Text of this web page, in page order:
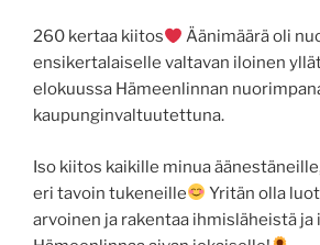
260 kertaa kiitos
Äänimäärä oli
ensikertalaiselle valtavan iloinen
elokuussa Hämeenlinnan
kaupunginvaltuutettuna.
Iso kiitos kaikille minua
eri tavoin tukeneille
Yritän olla
arvoinen ja rakentaa ihmisläheistä